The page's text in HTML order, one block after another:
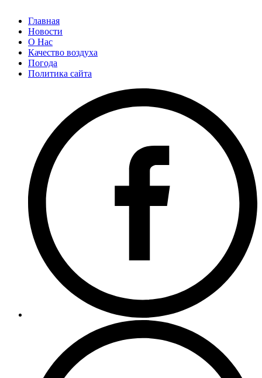
Главная
Новости
О Нас
Качество воздуха
Погода
Политика сайта